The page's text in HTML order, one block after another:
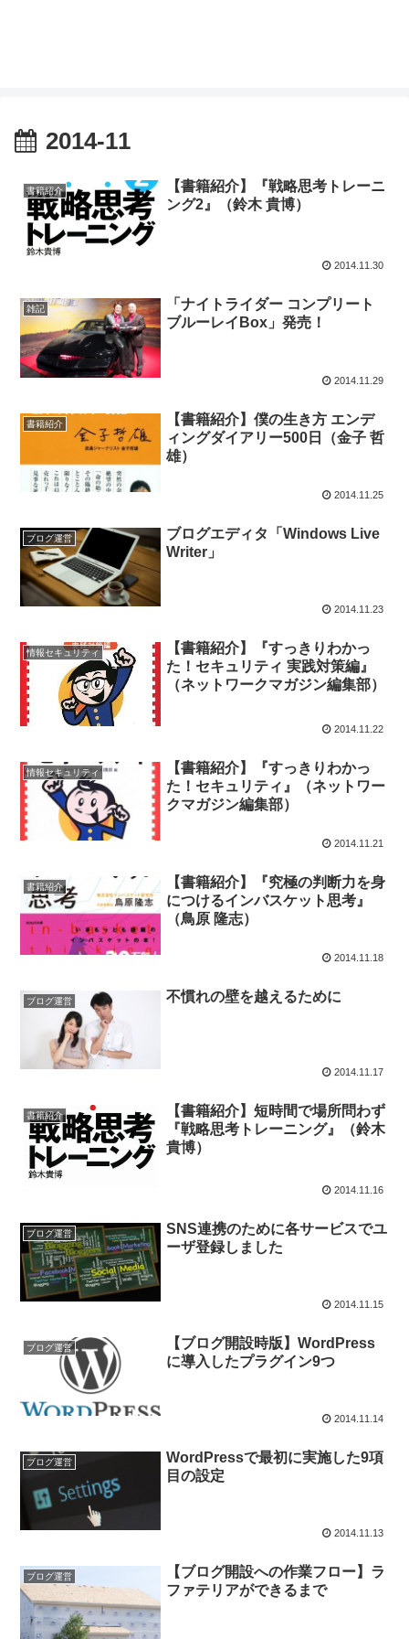
2014-11
書籍紹介
【書籍紹介】『戦略思考トレーニ
ング2』（鈴木 貴博）
2014.11.30
雑記
「ナイトライダー コンプリート
ブルーレイBox」発売！
2014.11.29
書籍紹介
【書籍紹介】僕の生き方 エンデ
ィングダイアリー500日（金子 哲
雄）
2014.11.25
ブログ運営
ブログエディタ「Windows Live
Writer」
2014.11.23
情報セキュリティ
【書籍紹介】『すっきりわかっ
た！セキュリティ 実践対策編』
（ネットワークマガジン編集部）
2014.11.22
情報セキュリティ
【書籍紹介】『すっきりわかっ
た！セキュリティ』（ネットワー
クマガジン編集部）
2014.11.21
書籍紹介
【書籍紹介】『究極の判断力を身
につけるインバスケット思考』
（鳥原 隆志）
2014.11.18
ブログ運営 不慣れの壁を越えるために
2014.11.17
書籍紹介
【書籍紹介】短時間で場所問わず
『戦略思考トレーニング』（鈴木
貴博）
2014.11.16
ブログ運営
SNS連携のために各サービスでユ
ーザ登録しました
2014.11.15
ブログ運営
【ブログ開設時版】WordPress
に導入したプラグイン9つ
2014.11.14
ブログ運営
WordPressで最初に実施した9項
目の設定
2014.11.13
ブログ運営
【ブログ開設への作業フロー】ラ
ファテリアができるまで